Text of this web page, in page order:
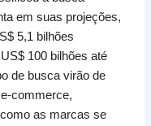
em suas projeções,
5,1 bilhões
100 bilhões até
de busca virão de
commerce,
as marcas se